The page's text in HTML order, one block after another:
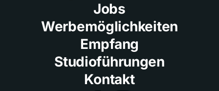
Jobs
Werbemöglichkeiten
Empfang
Studioführungen
Kontakt